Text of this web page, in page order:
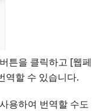
튼을 클릭하고 [웹페
역할 수 있습니다.
용하여 번역할 수도